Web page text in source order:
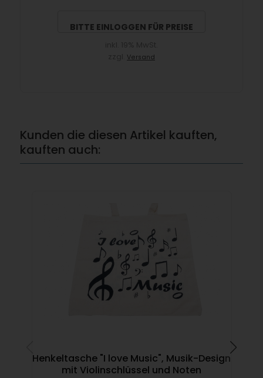
BITTE EINLOGGEN FÜR PREISE
Versand
Kunden die diesen Artikel kauften,
kauften auch:
Henkeltasche "I love Music", Musik-Design
mit Violinschlüssel und Noten